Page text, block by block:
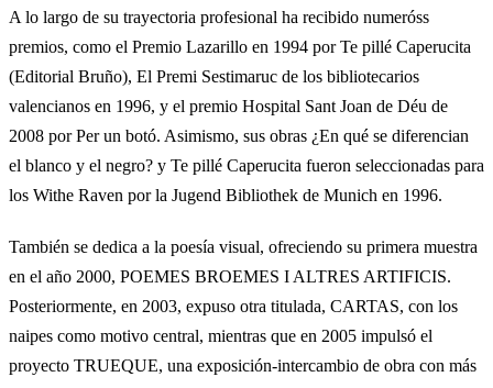
A lo largo de su trayectoria profesional ha recibido numeróss
premios, como el Premio Lazarillo en 1994 por Te pillé Caperucita
(Editorial Bruño), El Premi Sestimaruc de los bibliotecarios
valencianos en 1996, y el premio Hospital Sant Joan de Déu de
2008 por Per un botó. Asimismo, sus obras ¿En qué se diferencian
el blanco y el negro? y Te pillé Caperucita fueron seleccionadas para
los Withe Raven por la Jugend Bibliothek de Munich en 1996.
También se dedica a la poesía visual, ofreciendo su primera muestra
en el año 2000, POEMES BROEMES I ALTRES ARTIFICIS.
Posteriormente, en 2003, expuso otra titulada, CARTAS, con los
naipes como motivo central, mientras que en 2005 impulsó el
proyecto TRUEQUE, una exposición-intercambio de obra con más